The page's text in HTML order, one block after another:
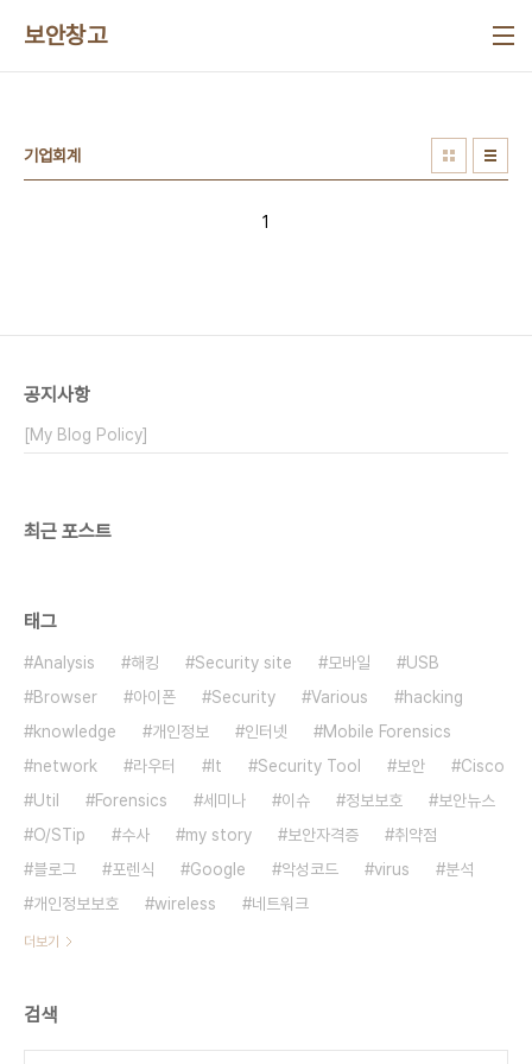
보안창고
기업회계
1
공지사항
[My Blog Policy]
최근 포스트
태그
Analysis 해킹 Security site 모바일
USB
Browser
아이폰 Security Various
hacking
knowledge
개인정보 인터넷
Mobile Forensics
network
라우터 It Security Tool 보안
Cisco
Util
Forensics 세미나 이슈 정보보호
보안뉴스
O/STip
수사 my story 보안자격증
취약점
블로그
포렌식 Google 악성코드 virus
분석
개인정보보호
wireless 네트워크
더보기
검색